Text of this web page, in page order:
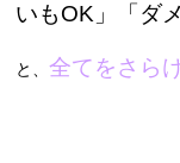
いもOK」「ダ
と、全てをさら